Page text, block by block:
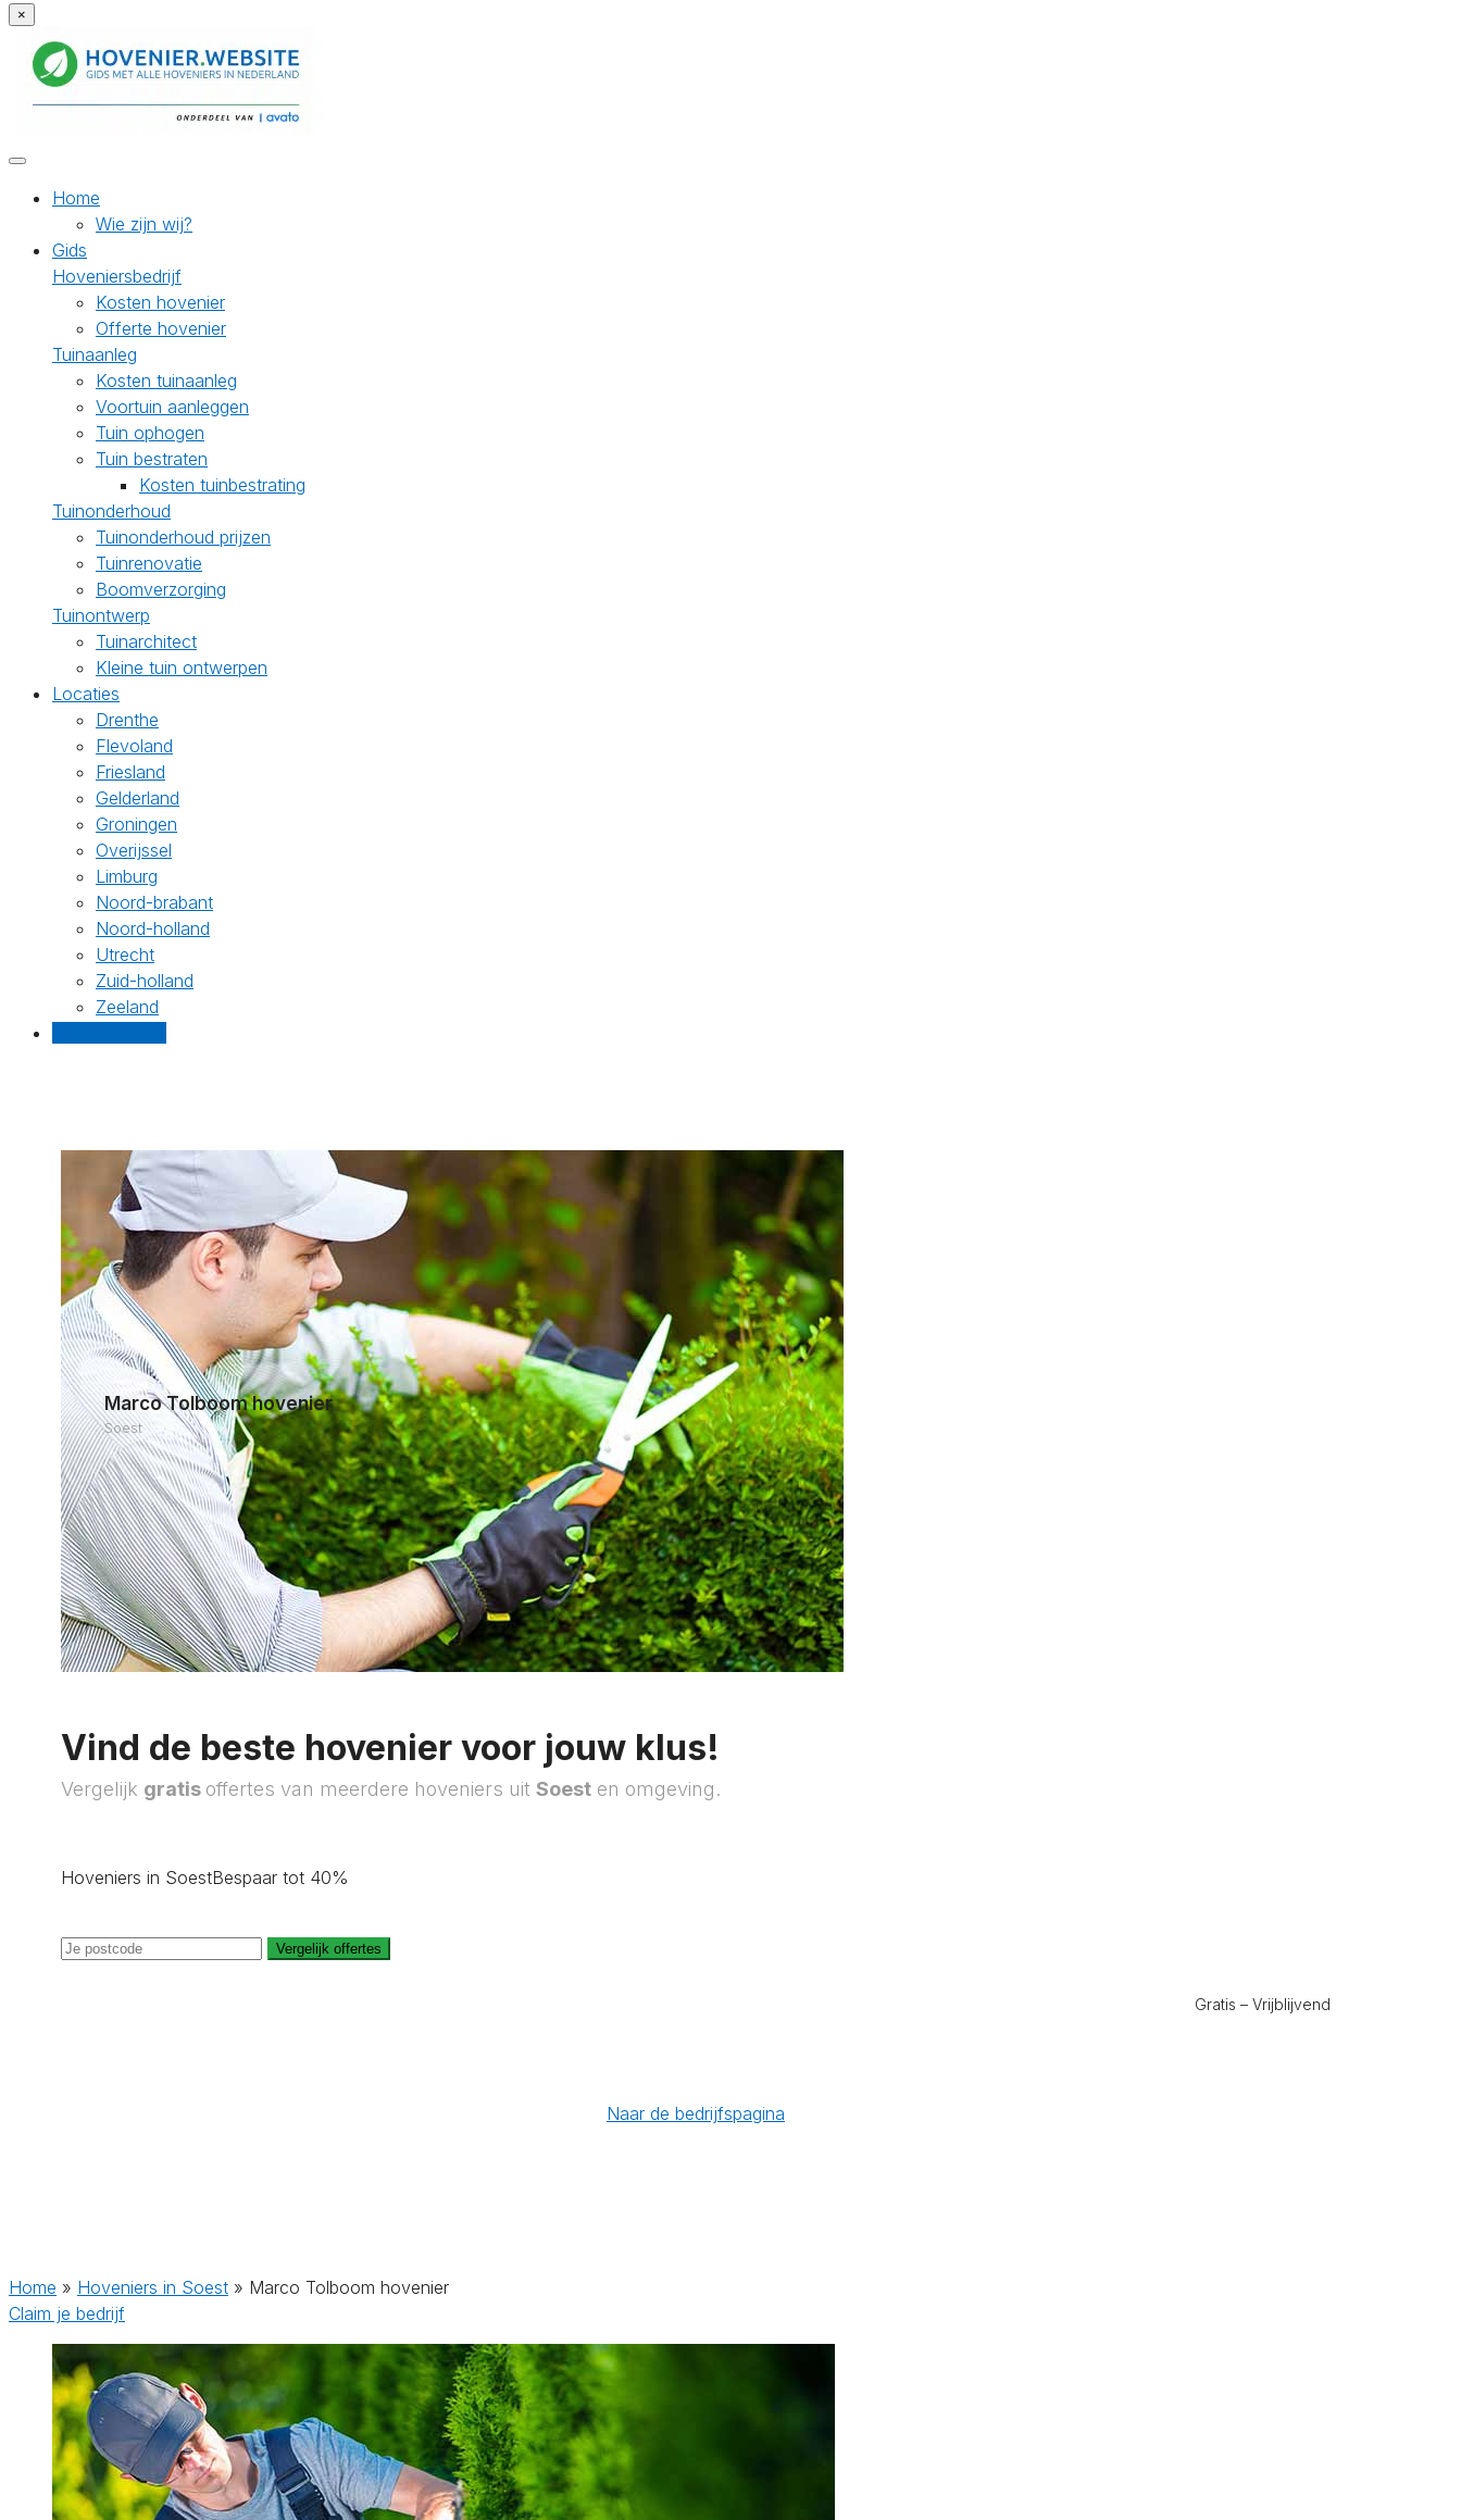
×
Home
Wie zijn wij?
Gids
Hoveniersbedrijf
Kosten hovenier
Offerte hovenier
Tuinaanleg
Kosten tuinaanleg
Voortuin aanleggen
Tuin ophogen
Tuin bestraten
Kosten tuinbestrating
Tuinonderhoud
Tuinonderhoud prijzen
Tuinrenovatie
Boomverzorging
Tuinontwerp
Tuinarchitect
Kleine tuin ontwerpen
Locaties
Drenthe
Flevoland
Friesland
Gelderland
Groningen
Overijssel
Limburg
Noord-brabant
Noord-holland
Utrecht
Zuid-holland
Zeeland
Marco Tolboom hovenier
Soest
Vind de beste hovenier voor jouw klus!
Vergelijk gratis offertes van meerdere hoveniers uit Soest en omgeving.
Hoveniers in SoestBespaar tot 40%
Vergelijk offertes
Gratis – Vrijblijvend
Naar de bedrijfspagina
Home » Hoveniers in Soest » Marco Tolboom hovenier
Claim je bedrijf